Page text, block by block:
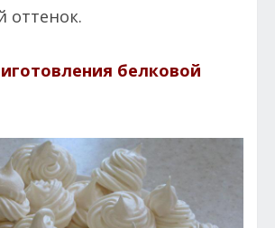
оттенок.
белковой